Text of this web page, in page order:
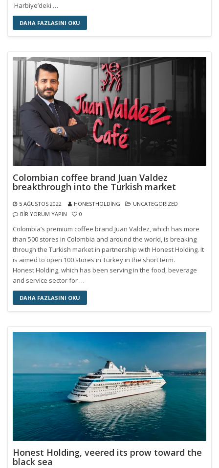
Harbiye’deki …
DAHA FAZLASINI OKU
Colombian coffee brand Juan Valdez
breakthrough into the Turkish market
5 AĞUSTOS 2022 HONESTHOLDING
UNCATEGORIZED
BIR YORUM YAPIN
0
Colombia’s premium coffee brand Juan Valdez, which has more
than 500 stores in Colombia and around the world, is breaking
through the Turkish market in partnership with Honest Holding. It
is aimed to open 100 stores in Turkey in the short term.
Honest Holding, which has been serving in the food, beverage
and service sector for …
DAHA FAZLASINI OKU
Honest Holding, veered its prow toward the
black sea